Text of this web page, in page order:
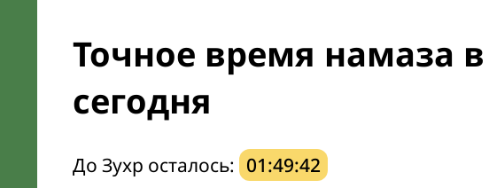
Точное время намаза
сегодня
До Зухр осталось: 01:49:41